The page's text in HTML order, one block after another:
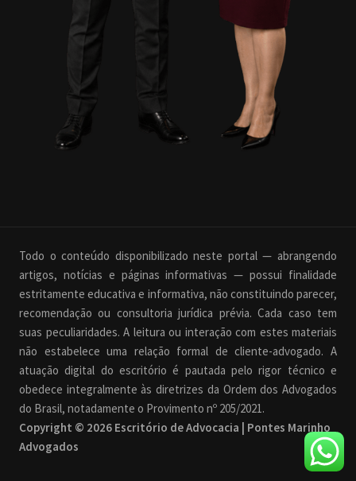
Todo o conteúdo disponibilizado neste portal — abrangendo
artigos, notícias e páginas informativas — possui finalidade
estritamente educativa e informativa, não constituindo parecer,
recomendação ou consultoria jurídica prévia. Cada caso tem
suas peculiaridades. A leitura ou interação com estes materiais
não estabelece uma relação formal de cliente-advogado. A
atuação digital do escritório é pautada pelo rigor técnico e
obedece integralmente às diretrizes da Ordem dos Advogados
do Brasil, notadamente o Provimento nº 205/2021.
Copyright © 2026 Escritório de Advocacia | Pontes Marinho
Advogados